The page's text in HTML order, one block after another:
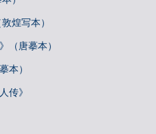
煌写本）
（唐摹本）
本）
传》